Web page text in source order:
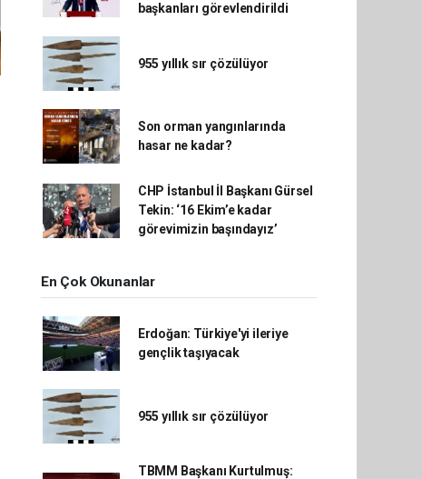
başkanları görevlendirildi
955 yıllık sır çözülüyor
Son orman yangınlarında
hasar ne kadar?
CHP İstanbul İl Başkanı Gürsel
Tekin: ‘16 Ekim’e kadar
görevimizin başındayız’
En Çok Okunanlar
Erdoğan: Türkiye'yi ileriye
gençlik taşıyacak
955 yıllık sır çözülüyor
TBMM Başkanı Kurtulmuş: